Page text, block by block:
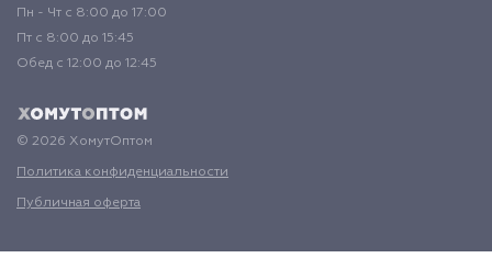
Пн - Чт с 8:00 до 17:00
Пт с 8:00 до 15:45
Обед с 12:00 до 12:45
© 2026 ХомутОптом
Политика конфиденциальности
Публичная оферта